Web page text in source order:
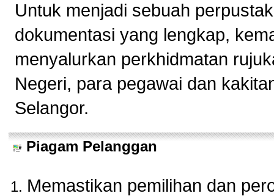
Untuk menjadi sebuah
dokumentasi yang lengkap,
menyalurkan perkhidmatan
Negeri, para pegawai dan
Selangor.
Piagam Pelanggan
Memastikan pemilihan dan